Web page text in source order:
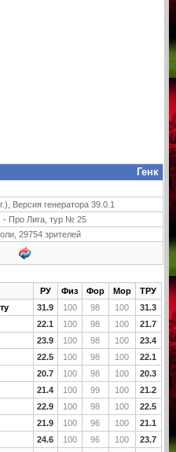
Генк
Версия генератора 39.0.1
- Про Лига, тур № 25
29754 зрителей
РУ Физ Фор Мор
ТРУ
31.9 100 98 100
31.3
22.1 100 98 100
21.7
23.9 100 98 100
23.4
22.5 100 98 100
22.1
20.7 100 98 100
20.3
21.4 100 99 100
21.2
22.9 100 98 100
22.5
21.9 100 96 100
21.1
24.6 100 96 100
23.7